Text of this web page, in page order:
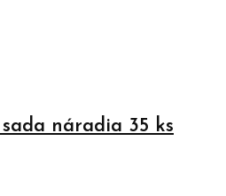
náradia 35 ks